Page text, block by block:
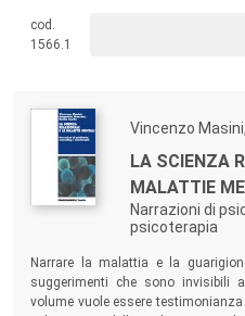
dell’obbligo, pregiudizi,
cod.
1566.1
Vincenzo
LA SCIENZA
MALATTIE
Narrazioni di
psicoterapia
Narrare la malattia e la
suggerimenti che sono invisibili
volume vuole essere